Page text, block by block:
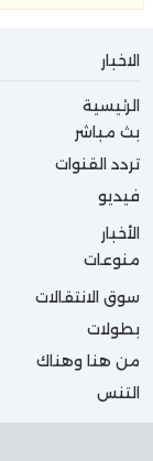
الاخبار
الرئيسية
بث مباشر
تردد القنوات
فيديو
الأخبار
منوعات
سوق الانتقالات
بطولات
من هنا وهناك
التنس